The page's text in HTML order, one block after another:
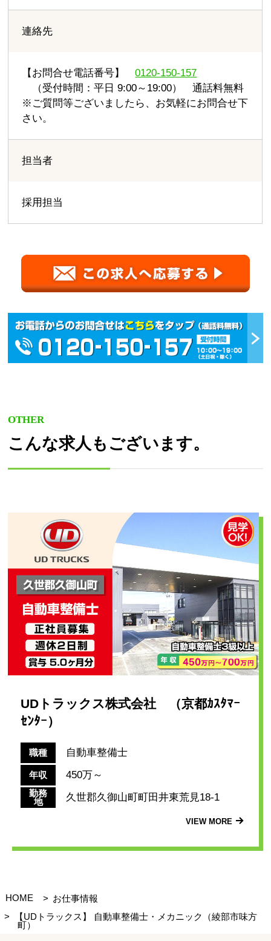
連絡先
【お問合せ電話番号】0120-150-157
（受付時間：平日 9:00～19:00） 通話料無料
※ご質問等ございましたら、お気軽にお問合せ下
さい。
担当者
採用担当
OTHER
こんな求人もございます。
UDトラックス株式会社 （京都ｶｽﾀﾏｰ
ｾﾝﾀｰ）
職種 自動車整備士
年収 450万～
勤務
地
久世郡久御山町町田井東荒見18-1
VIEW MORE
HOME
お仕事情報
【UDトラックス】 自動車整備士・メカニック（綾部市味方
町）